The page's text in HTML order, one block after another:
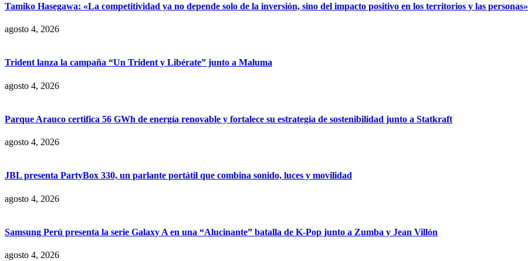
Tamiko Hasegawa: «La competitividad ya no depende solo de la inversión, sino del impacto positivo en los territorios y las personas»
agosto 4, 2026
Trident lanza la campaña “Un Trident y Libérate” junto a Maluma
agosto 4, 2026
Parque Arauco certifica 56 GWh de energía renovable y fortalece su estrategia de sostenibilidad junto a Statkraft
agosto 4, 2026
JBL presenta PartyBox 330, un parlante portátil que combina sonido, luces y movilidad
agosto 4, 2026
Samsung Perú presenta la serie Galaxy A en una “Alucinante” batalla de K-Pop junto a Zumba y Jean Villón
agosto 4, 2026